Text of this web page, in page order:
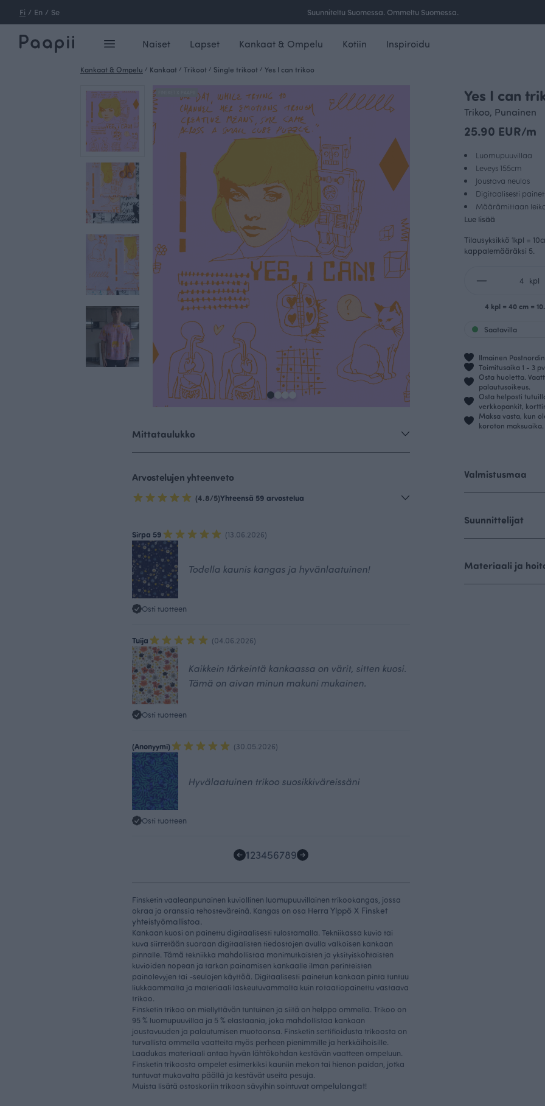
Fi / En / Se Ilmainen toimitus yli 100 € tilauksille Suomessa.
Naiset Lapset Kankaat & Ompelu Kotiin Inspiroidu
Kankaat & Ompelu / Kankaat / Trikoot / Single trikoot / Yes I can trikoo
Mittataulukko
Arvostelujen yhteenveto
(4.8/5)Yhteensä 59 arvostelua
Sirpa 59 (13.06.2026)
Todella kaunis kangas ja hyvänlaatuinen!
Osti tuotteen
Tuija (04.06.2026)
Kaikkein tärkeintä kankaassa on värit, sitten kuosi.
Tämä on aivan minun makuni mukainen.
Osti tuotteen
(Anonyymi) (30.05.2026)
Hyvälaatuinen trikoo suosikkiväreissäni
Osti tuotteen
123456789
Finsketin vaaleanpunainen kuviollinen luomupuuvillainen trikookangas, jossa
okraa ja oranssia tehosteväreinä. Kangas on osa Herra Ylppö X Finsket
yhteistyömallistoa.
Kankaan kuosi on painettu digitaalisesti tulostamalla. Tekniikassa kuvio tai
kuva siirretään suoraan digitaalisten tiedostojen avulla valkoisen kankaan
pinnalle. Tämä tekniikka mahdollistaa monimutkaisten ja yksityiskohtaisten
kuvioiden nopean ja tarkan painamisen kankaalle ilman perinteisten
painolevyjen tai -seulojen käyttöä. Digitaalisesti painetun kankaan pinta tuntuu
liukkaammalta ja materiaali laskeutuvammalta kuin rotaatiopainettu vastaava
trikoo.
Finsketin trikoo on miellyttävän tuntuinen ja siitä on helppo ommella. Trikoo on
95 % luomupuuvillaa ja 5 % elastaania, joka mahdollistaa kankaan
joustavuuden ja palautumisen muotoonsa. Finsketin sertifioidusta trikoosta on
turvallista ommella vaatteita myös perheen pienimmille ja herkkäihoisille.
Laadukas materiaali antaa hyvän lähtökohdan kestävän vaatteen ompeluun.
Finsketin trikoosta ompelet esimerkiksi kauniin mekon tai hienon paidan, jotka
tuntuvat mukavalta päällä ja kestävät useita pesuja.
Muista lisätä ostoskoriin trikoon sävyihin sointuvat ompelulangat!
Yes I can
Trikoo, Punainen
25.90 EUR/m
Luomupuuvillaa
Leveys 155cm
Joustava neulos
Digitaalisesti
Määrämittaan
Lue lisää
Tilausyksikkö 1kpl =
kappalemääräksi 5.
kpl
4 kpl = 40 cm =
Saatavilla
Ilmainen
Toimitusaika 1 - 3 pv
Osta huoletta.
palautusoikeus.
Osta helposti
verkkopankit,
Maksa vasta, kun
koroton maksuaika.
Valmistusmaa
Suunnittelijat
Materiaali ja